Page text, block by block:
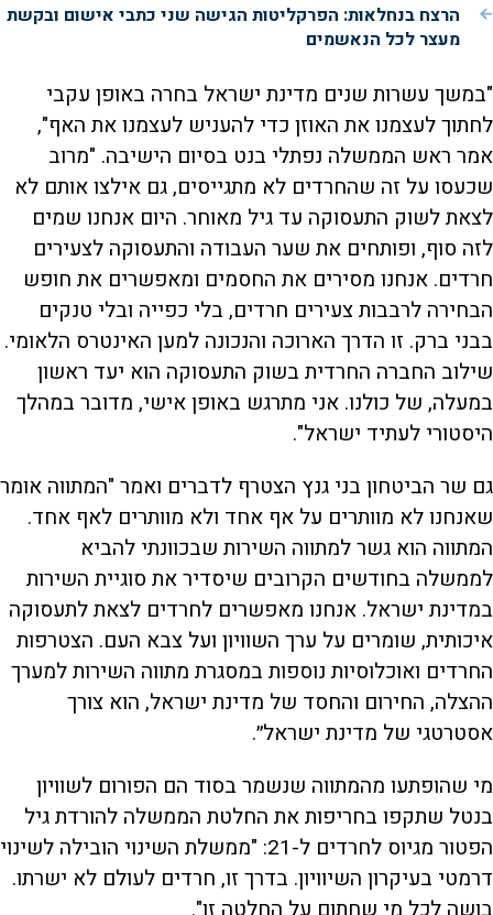
הרצח בנחלאות: הפרקליטות הגישה שני כתבי אישום ובקשת
מעצר לכל הנאשמים
"במשך עשרות שנים מדינת ישראל בחרה באופן עקבי
לחתוך לעצמנו את האוזן כדי להעניש לעצמנו את האף",
אמר ראש הממשלה נפתלי בנט בסיום הישיבה. "מרוב
שכעסו על זה שהחרדים לא מתגייסים, גם אילצו אותם לא
לצאת לשוק התעסוקה עד גיל מאוחר. היום אנחנו שמים
לזה סוף, ופותחים את שער העבודה והתעסוקה לצעירים
חרדים. אנחנו מסירים את החסמים ומאפשרים את חופש
הבחירה לרבבות צעירים חרדים, בלי כפייה ובלי טנקים
בבני ברק. זו הדרך הארוכה והנכונה למען האינטרס הלאומי.
שילוב החברה החרדית בשוק התעסוקה הוא יעד ראשון
במעלה, של כולנו. אני מתרגש באופן אישי, מדובר במהלך
היסטורי לעתיד ישראל".
גם שר הביטחון בני גנץ הצטרף לדברים ואמר "המתווה אומר
שאנחנו לא מוותרים על אף אחד ולא מוותרים לאף אחד.
המתווה הוא גשר למתווה השירות שבכוונתי להביא
לממשלה בחודשים הקרובים שיסדיר את סוגיית השירות
במדינת ישראל. אנחנו מאפשרים לחרדים לצאת לתעסוקה
איכותית, שומרים על ערך השוויון ועל צבא העם. הצטרפות
החרדים ואוכלוסיות נוספות במסגרת מתווה השירות למערך
ההצלה, החירום והחסד של מדינת ישראל, הוא צורך
אסטרטגי של מדינת ישראל״.
מי שהופתעו מהמתווה שנשמר בסוד הם הפורום לשוויון
בנטל שתקפו בחריפות את החלטת הממשלה להורדת גיל
הפטור מגיוס לחרדים ל-21: "ממשלת השינוי הובילה לשינוי
דרמטי בעיקרון השיוויון. בדרך זו, חרדים לעולם לא ישרתו.